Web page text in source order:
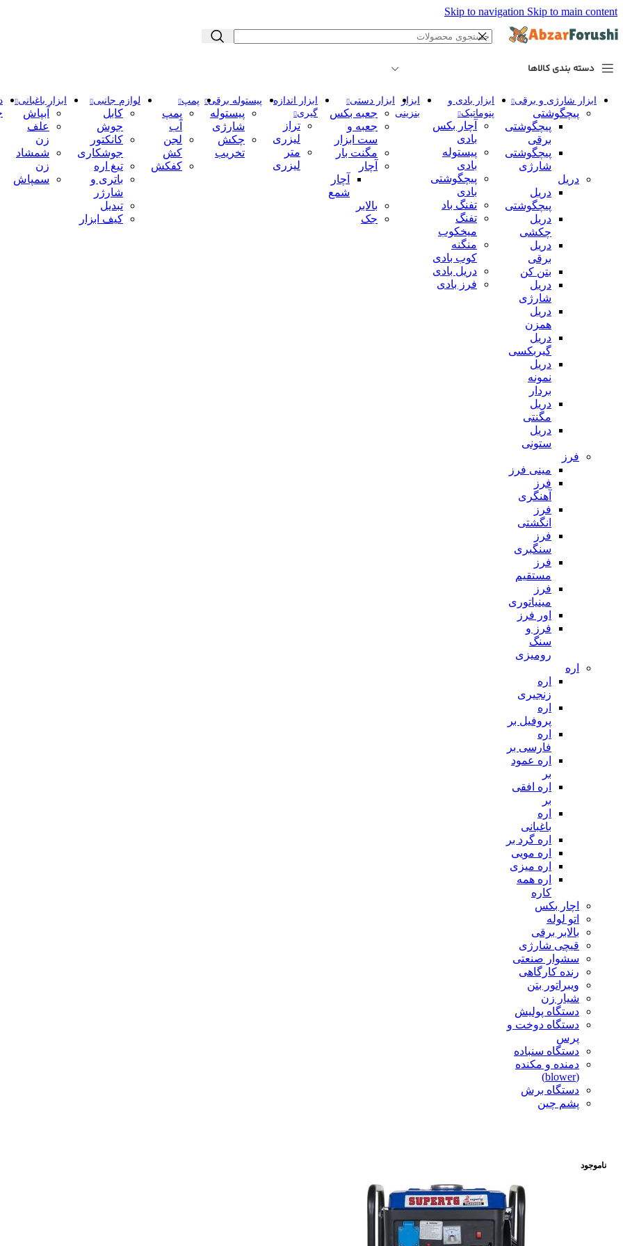
Skip to navigation Skip to main content
دسته بندی کالاها
ابزار شارژی و برقی
پیچگوشتی
پیچگوشتی
برقی
پیچگوشتی
شارژی
دریل
دریل
پیچگوشتی
دریل
چکشی
دریل
برقی
بتن کن
دریل
شارژی
دریل
همزن
دریل
گیربکسی
دریل
نمونه
بردار
دریل
مگنتی
دریل
ستونی
فرز
مینی فرز
فرز
آهنگری
فرز
انگشتی
فرز
سنگبری
فرز
مستقیم
فرز
مینیاتوری
اور فرز
فرز و
سنگ
رومیزی
اره
اره
زنجیری
اره
پروفیل بر
اره
فارسی بر
اره عمود
بر
اره افقی
بر
اره
باغبانی
اره گرد بر
اره مویی
اره میزی
اره همه
کاره
اچار بکس
اتو لوله
بالابر برقی
قیچی شارژی
سشوار صنعتی
رنده کارگاهی
ویبراتور بتن
شیار زن
دستگاه پولیش
دستگاه دوخت و
پرس
دستگاه سنباده
دمنده و مکنده
(blower)
دستگاه برش
پشم چین
ابزار بادی و
پنوماتیک
آچار بکس
بادی
پیستوله
بادی
پیچگوشتی
بادی
تفنگ باد
تفنگ
میخکوب
منگنه
کوب بادی
دریل بادی
فرز بادی
ابزار
بنزینی
ابزار دستی
جعبه بکس
جعبه و
ست ابزار
مگنت بار
آچار
آچار
شمع
بالابر
جک
ابزار اندازه
گیری
تراز
لیزری
متر
لیزری
پیستوله برقی
پیستوله
شارژی
چکش
تخریب
پمپ
پمپ
آب
لجن
کش
کفکش
لوازم جانبی
کابل
جوش
کانکتور
جوشکاری
تیغ اره
باتری و
شارژر
تبدیل
کیف ابزار
ابزار باغبانی
آبپاش
علف
زن
شمشاد
زن
سمپاش
ناموجود